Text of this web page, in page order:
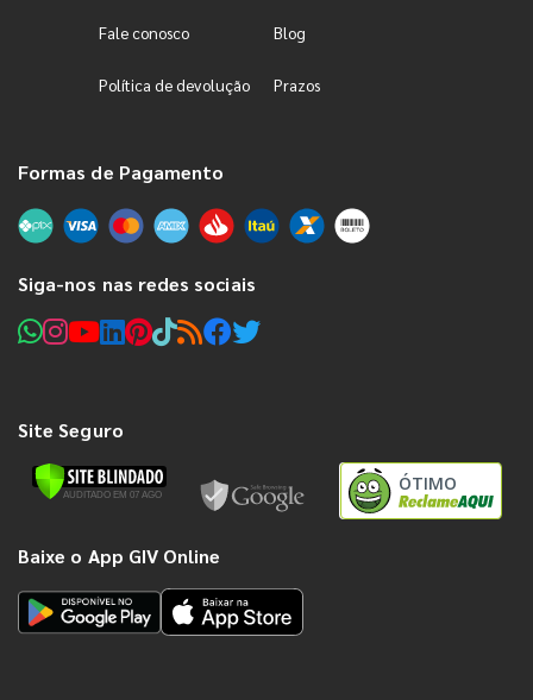
Fale conosco Blog
Política de devolução Prazos
Formas de Pagamento
Siga-nos nas redes sociais
Site Seguro
ÓTIMO
Baixe o App GIV Online